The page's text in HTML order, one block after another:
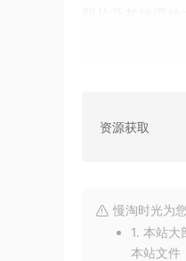
应用程序的插件
在Capture
能够处理分层
资源获取
慢淘时光为
1. 本站
本站文件